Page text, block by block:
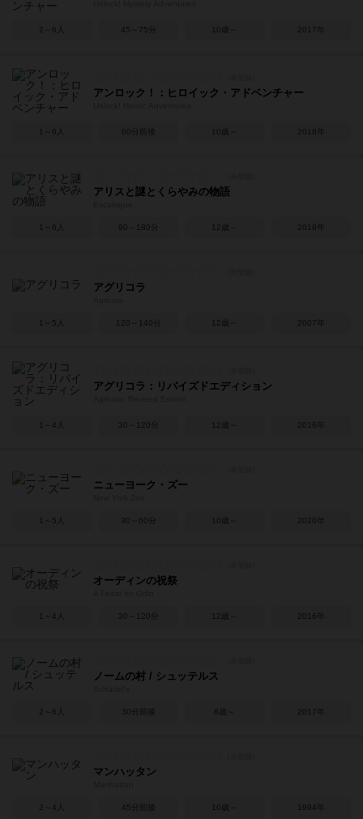
2～6人 45～75分 10歳～ 2017年
アンロック！：ヒロイック・アドベンチャー
1～6人 60分前後 10歳～ 2018年
アリスと謎とくらやみの物語
1～6人 90～180分 12歳～ 2018年
アグリコラ
1～5人 120～140分 12歳～ 2007年
アグリコラ：リバイズドエディション
1～4人 30～120分 12歳～ 2016年
ニューヨーク・ズー
1～5人 30～60分 10歳～ 2020年
オーディンの祝祭
1～4人 30～120分 12歳～ 2016年
ノームの村 / シュッテルス
2～6人 30分前後 8歳～ 2017年
マンハッタン
2～4人 45分前後 10歳～ 1994年